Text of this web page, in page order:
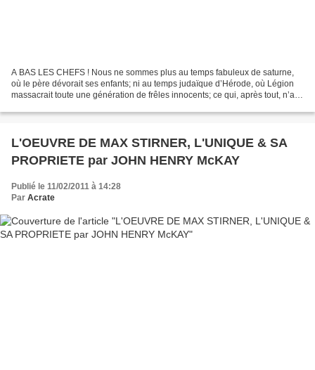
A BAS LES CHEFS ! Nous ne sommes plus au temps fabuleux de saturne,
où le père dévorait ses enfants; ni au temps judaïque d’Hérode, où Légion
massacrait toute une génération de frêles innocents; ce qui, après tout, n’a
L'OEUVRE DE MAX STIRNER, L'UNIQUE & SA
PROPRIETE par JOHN HENRY McKAY
Publié le 11/02/2011 à 14:28
Par Acrate